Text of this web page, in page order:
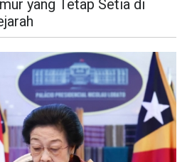
yang Tetap Setia di